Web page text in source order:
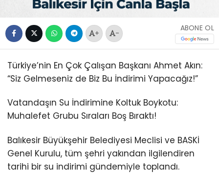
+ -
ABONE OL
Türkiye’nin En Çok Çalışan Başkanı Ahmet Akın:
“Siz Gelmeseniz de Biz Bu İndirimi Yapacağız!”
Vatandaşın Su İndirimine Koltuk Boykotu:
Muhalefet Grubu Sıraları Boş Bıraktı!
Balıkesir Büyükşehir Belediyesi Meclisi ve BASKİ
Genel Kurulu, tüm şehri yakından ilgilendiren
tarihi bir su indirimi gündemiyle toplandı.